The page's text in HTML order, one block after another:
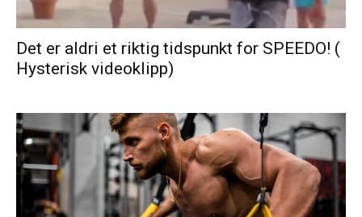
Det er aldri et riktig tidspunkt for SPEEDO! (
Hysterisk videoklipp)